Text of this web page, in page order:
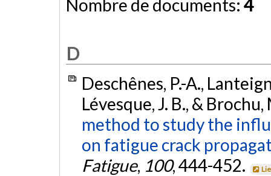
Nombre de documents: 4
D
Deschênes, P.-A.,
Lévesque, J. B., &
method to study the
on fatigue crack
Fatigue, 100, 444-452.